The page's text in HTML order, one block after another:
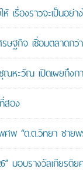
เรื่องราวจะเป็นอย่า
ษฐกิจ เชื่อมตลาด
วัณ เปิดเผยถึงกา
สอง
“ด.ต.วิทยา ชาย
มอบรางวัลเกียร